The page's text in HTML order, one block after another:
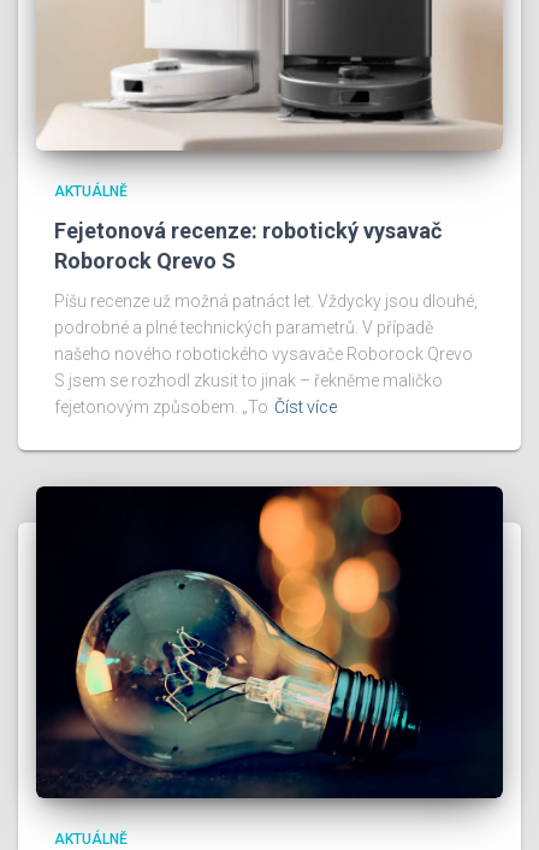
AKTUÁLNĚ
Fejetonová recenze: robotický vysavač
Roborock Qrevo S
Píšu recenze už možná patnáct let. Vždycky jsou dlouhé,
podrobné a plné technických parametrů. V případě
našeho nového robotického vysavače Roborock Qrevo
S jsem se rozhodl zkusit to jinak – řekněme maličko
fejetonovým způsobem. „To Číst více
AKTUÁLNĚ